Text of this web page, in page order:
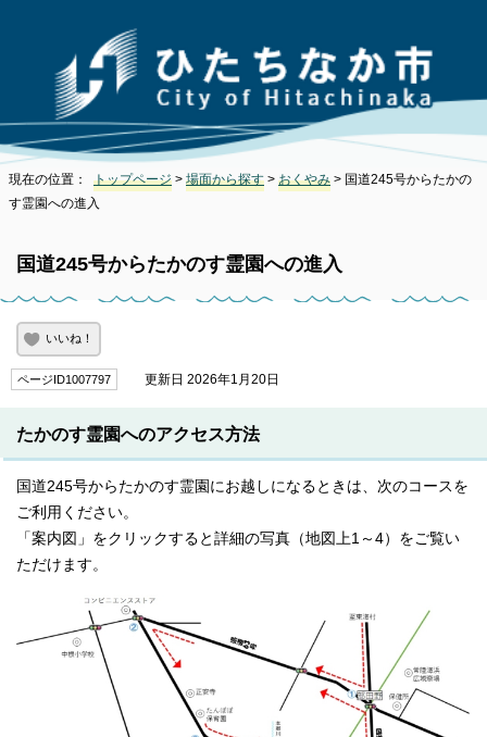
現在の位置： トップページ > 場面から探す > おくやみ > 国道245号からたかの
す霊園への進入
国道245号からたかのす霊園への進入
いいね！
ページID1007797 更新日 2026年1月20日
たかのす霊園へのアクセス方法
国道245号からたかのす霊園にお越しになるときは、次のコースを
ご利用ください。
「案内図」をクリックすると詳細の写真（地図上1～4）をご覧い
ただけます。